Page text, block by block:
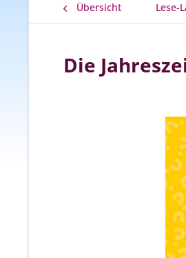
Übersicht Lese-
Die